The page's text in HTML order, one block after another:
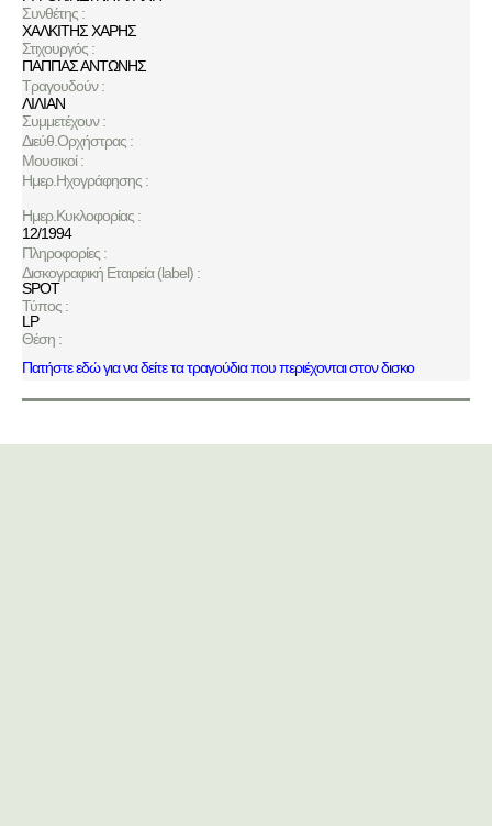
Συνθέτης :
ΧΑΛΚΙΤΗΣ ΧΑΡΗΣ
Στιχουργός :
ΠΑΠΠΑΣ ΑΝΤΩΝΗΣ
Τραγουδούν :
ΛΙΛΙΑΝ
Συμμετέχουν :
Διεύθ.Ορχήστρας :
Μουσικοί :
Ημερ.Ηχογράφησης :
Ημερ.Κυκλοφορίας :
12/1994
Πληροφορίες :
Δισκογραφική Εταιρεία (label) :
SPOT
Τύπος :
LP
Θέση :
Πατήστε εδώ για να δείτε τα τραγούδια που περιέχονται στον δισκο